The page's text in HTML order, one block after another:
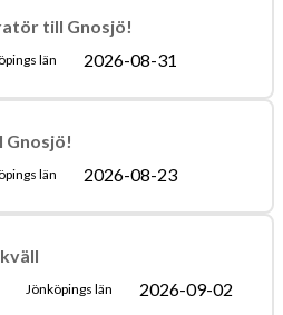
till Gnosjö!
län 2026-08-31
län 2026-08-23
Jönköpings län 2026-09-02